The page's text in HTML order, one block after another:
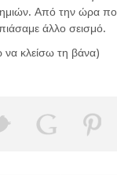
Από την ώρα
άλλο σεισμό.
κλείσω τη βάνα)